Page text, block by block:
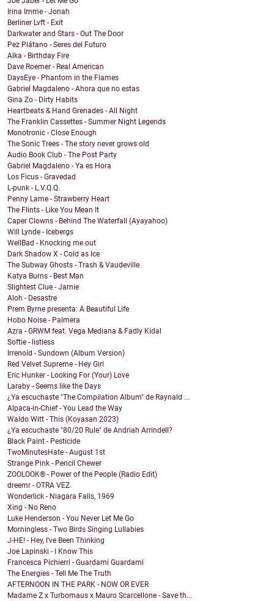
Irina Imme - Jonah
Berliner Lvft - Exit
Darkwater and Stars - Out The Door
Pez Plátano - Seres del Futuro
Alka - Birthday Fire
Dave Roemer - Real American
DaysEye - Phantom in the Flames
Gabriel Magdaleno - Ahora que no estas
Gina Zo - Dirty Habits
Heartbeats & Hand Grenades - All Night
The Franklin Cassettes - Summer Night Legends
Monotronic - Close Enough
The Sonic Trees - The story never grows old
Audio Book Club - The Post Party
Gabriel Magdaleno - Ya es Hora
Los Ficus - Gravedad
L-punk - L.V.Q.Q.
Penny Lame - Strawberry Heart
The Flints - Like You Mean It
Caper Clowns - Behind The Waterfall (Ayayahoo)
Will Lynde - Icebergs
WellBad - Knocking me out
Dark Shadow X - Cold as Ice
The Subway Ghosts - Trash & Vaudeville
Katya Burns - Best Man
Slightest Clue - Jamie
Aloh - Desastre
Prem Byrne presenta: A Beautiful Life
Hobo Noise - Palmera
Azra - GRWM feat. Vega Mediana & Fadly Kidal
Softie - listless
Irrenoid - Sundown (Album Version)
Red Velvet Supreme - Hey Girl
Eric Hunker - Looking For (Your) Love
Laraby - Seems like the Days
¿Ya escuchaste "The Compilation Album" de Raynald ...
Alpaca-in-Chief - You Lead the Way
Waldo Witt - This (Koyasan 2023)
¿Ya escuchaste "80/20 Rule" de Andriah Arrindell?
Black Paint - Pesticide
TwoMinutesHate - August 1st
Strange Pink - Pencil Chewer
ZOOLOOK® - Power of the People (Radio Edit)
dreemr - OTRA VEZ
Wonderlick - Niagara Falls, 1969
Xing - No Reno
Luke Henderson - You Never Let Me Go
Morningless - Two Birds Singing Lullabies
J-HE! - Hey, I've Been Thinking
Joe Lapinski - I Know This
Francesca Pichierri - Guardami Guardami
The Energies - Tell Me The Truth
AFTERNOON IN THE PARK - NOW OR EVER
Madame Z x Turbomaus x Mauro Scarcellone - Save th...